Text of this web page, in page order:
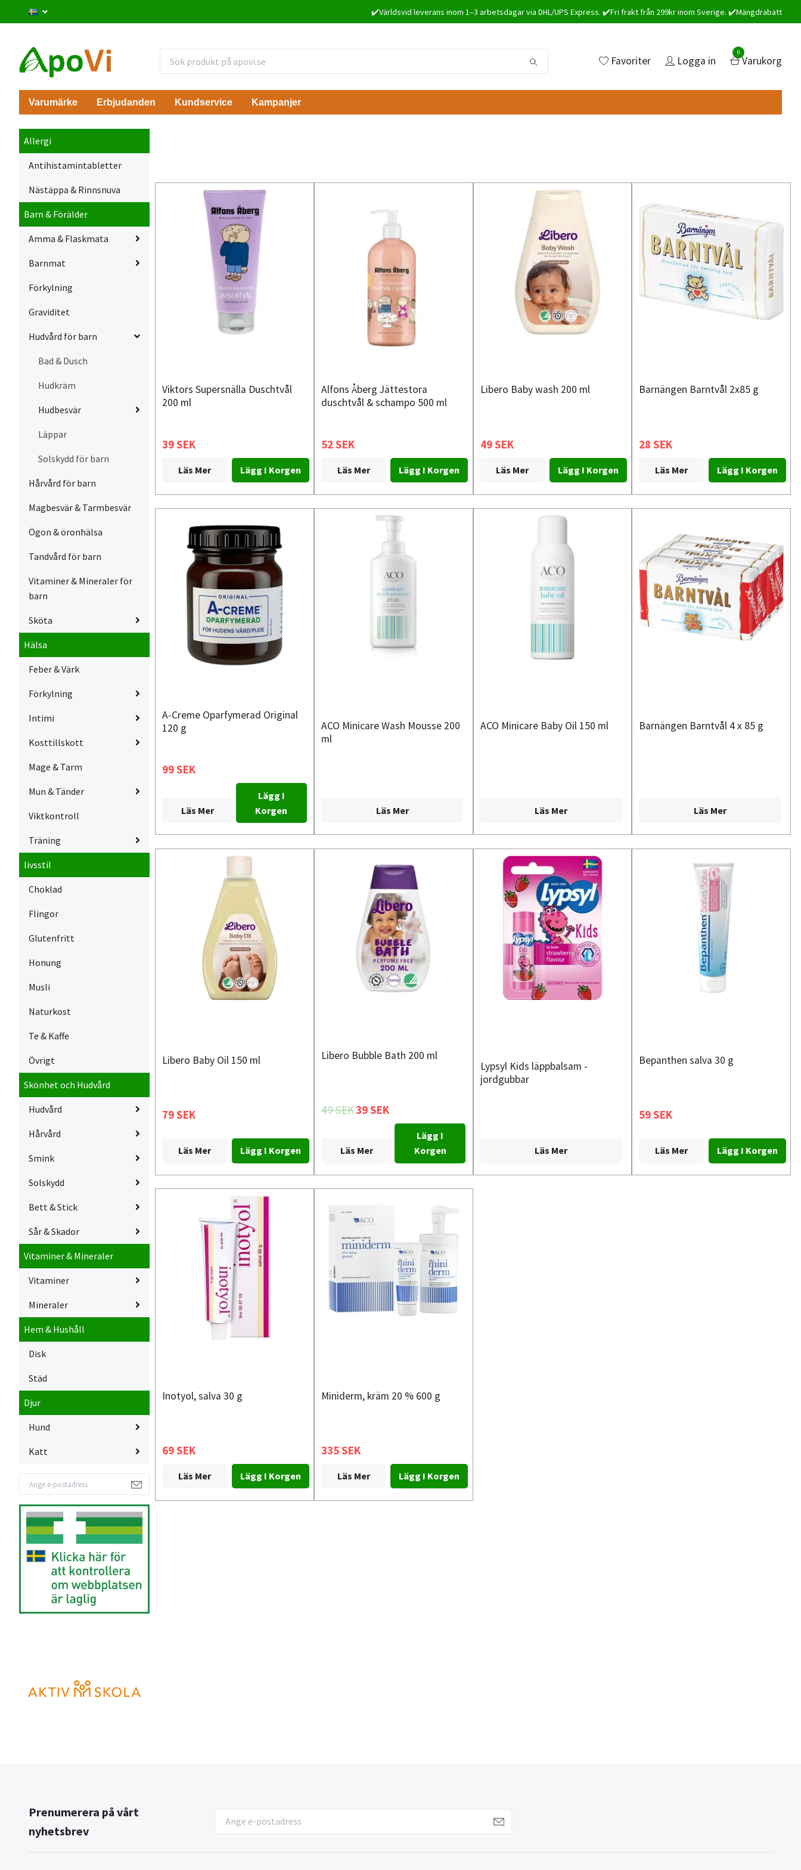
✔️Världsvid leverans inom 1–3 arbetsdagar via DHL/UPS Express. ✔️Fri frakt från 299kr inom Sverige. ✔️Mängdrabatt
Favoriter Logga in
0
Varukorg
Varumärke Erbjudanden Kundservice Kampanjer
Allergi
Antihistamintabletter
Nästäppa & Rinnsnuva
Barn & Förälder
Amma & Flaskmata
Barnmat
Förkylning
Graviditet
Hudvård för barn
Bad & Dusch
Hudkräm
Hudbesvär
Läppar
Solskydd för barn
Hårvård för barn
Magbesvär & Tarmbesvär
Ögon & öronhälsa
Tandvård för barn
Vitaminer & Mineraler för
barn
Sköta
Hälsa
Feber & Värk
Förkylning
Intimi
Kosttillskott
Mage & Tarm
Mun & Tänder
Viktkontroll
Träning
livsstil
Choklad
Flingor
Glutenfritt
Honung
Musli
Naturkost
Te & Kaffe
Övrigt
Skönhet och Hudvård
Hudvård
Hårvård
Smink
Solskydd
Bett & Stick
Sår & Skador
Vitaminer & Mineraler
Vitaminer
Mineraler
Hem & Hushåll
Disk
Städ
Djur
Hund
Katt
Viktors Supersnälla Duschtvål
200 ml
39 SEK
Läs Mer
Alfons Åberg Jättestora
duschtvål & schampo 500 ml
52 SEK
Läs Mer
Libero Baby wash 200 ml
49 SEK
Läs Mer
Barnängen Barntvål 2x85 g
28 SEK
Läs Mer
A-Creme Oparfymerad Original
120 g
99 SEK
Läs Mer
Lägg I
Korgen
ACO Minicare Wash Mousse 200
ml
Läs Mer
ACO Minicare Baby Oil 150 ml
Läs Mer
Barnängen Barntvål 4 x 85 g
Läs Mer
Libero Baby Oil 150 ml
79 SEK
Läs Mer
Libero Bubble Bath 200 ml
49 SEK39 SEK
Läs Mer
Lägg I
Korgen
Lypsyl Kids läppbalsam -
jordgubbar
Läs Mer
Bepanthen salva 30 g
59 SEK
Läs Mer
Inotyol, salva 30 g
69 SEK
Läs Mer
Miniderm, kräm 20 % 600 g
335 SEK
Läs Mer
Prenumerera på vårt
nyhetsbrev